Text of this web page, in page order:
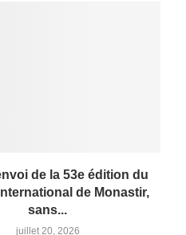
de la 53e édition du
de Monastir,
sans...
juillet 20, 2026